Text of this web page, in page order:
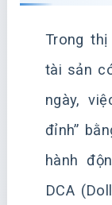
Trong
tài sản
ngày,
đỉnh”
hành
DCA